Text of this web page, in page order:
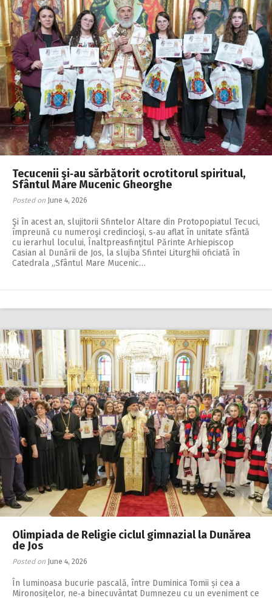
Tecucenii şi‑au sărbătorit ocrotitorul spiritual,
Sfântul Mare Mucenic Gheorghe
Posted on June 4, 2026
Şi în acest an, slujitorii Sfintelor Altare din Protopopiatul Tecuci,
împreună cu numeroşi credincioşi, s‑au aflat în unitate sfântă
cu ierarhul locului, Înaltpreasfinţitul Părinte Arhiepiscop
Casian al Dunării de Jos, la slujba Sfintei Liturghii oficiată în
Catedrala „Sfântul Mare Mucenic…
Olimpiada de Religie ciclul gimnazial la Dunărea
de Jos
Posted on June 4, 2026
În luminoasa bucurie pascală, între Duminica Tomii și cea a
Mironosițelor, ne‑a binecuvântat Dumnezeu cu un eveniment ce